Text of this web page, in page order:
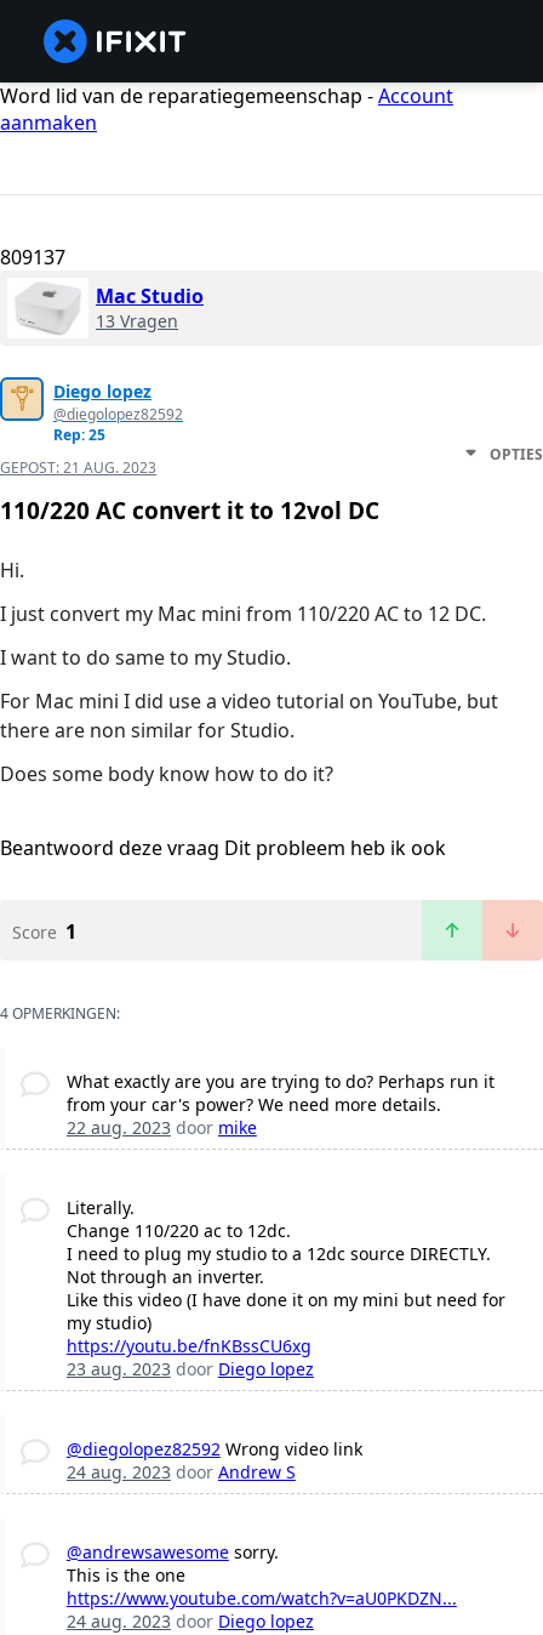
Word lid van de reparatiegemeenschap -Account
aanmaken
809137
Mac Studio
13 Vragen
Diego lopez
@diegolopez82592
Rep: 25
GEPOST:21 AUG. 2023
OPTIES
110/220 AC convert it to 12vol DC
Hi.
I just convert my Mac mini from 110/220 AC to 12 DC.
I want to do same to my Studio.
For Mac mini I did use a video tutorial on YouTube, but
there are non similar for Studio.
Does some body know how to do it?
Beantwoord deze vraag Dit probleem heb ik ook
Score 1
4 OPMERKINGEN:
What exactly are you are trying to do? Perhaps run it
from your car's power? We need more details.
22 aug. 2023door mike
Literally.
Change 110/220 ac to 12dc.
I need to plug my studio to a 12dc source DIRECTLY.
Not through an inverter.
Like this video (I have done it on my mini but need for
my studio)
https://youtu.be/fnKBssCU6xg
23 aug. 2023door Diego lopez
@diegolopez82592Wrong video link
24 aug. 2023door Andrew S
@andrewsawesomesorry.
This is the one
https://www.youtube.com/watch?v=aU0PKDZN...
24 aug. 2023door Diego lopez